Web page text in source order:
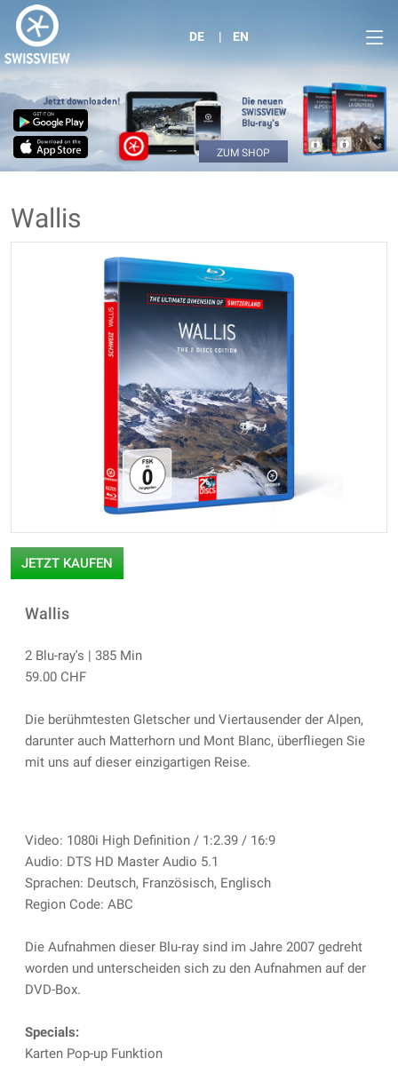
DE EN
ZUM SHOP
Wallis
JETZT KAUFEN
Wallis
2 Blu-ray's | 385 Min
59.00 CHF
Die berühmtesten Gletscher und Viertausender der Alpen,
darunter auch Matterhorn und Mont Blanc, überfliegen Sie
mit uns auf dieser einzigartigen Reise.
Video: 1080i High Definition / 1:2.39 / 16:9
Audio: DTS HD Master Audio 5.1
Sprachen: Deutsch, Französisch, Englisch
Region Code: ABC
Die Aufnahmen dieser Blu-ray sind im Jahre 2007 gedreht
worden und unterscheiden sich zu den Aufnahmen auf der
DVD-Box.
Specials:
Karten Pop-up Funktion